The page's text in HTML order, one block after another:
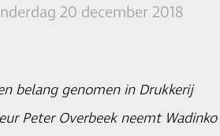
20 december 2018
belang genomen in Drukkerij
Peter Overbeek neemt Wadinko